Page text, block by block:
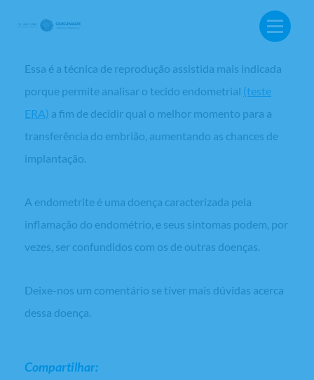
BUSCA:
endometrite. Somente depois pode ser iniciada a FIV.
Essa é a técnica de reprodução assistida mais indicada
porque permite analisar o tecido endometrial (teste
ERA) a fim de decidir qual o melhor momento para a
transferência do embrião, aumentando as chances de
implantação.
A endometrite é uma doença caracterizada pela
inflamação do endométrio, e seus sintomas podem, por
vezes, ser confundidos com os de outras doenças.
Deixe-nos um comentário se tiver mais dúvidas acerca
dessa doença.
Compartilhar: